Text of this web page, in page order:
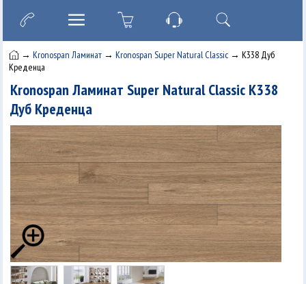
→Kronospan Ламинат →Kronospan Super Natural Classic → K338 Дуб
Креденца
Kronospan Ламинат Super Natural Classic K338
Дуб Креденца